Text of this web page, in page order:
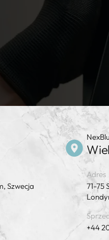
Szwecja
Adres
71-75
+44